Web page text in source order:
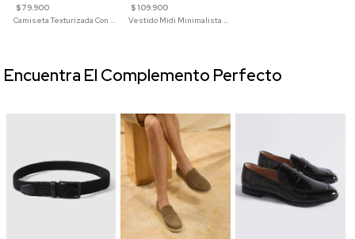
$ 79.900
Camiseta Texturizada Con Cuello En V Para Mujer
$ 109.900
Vestido Midi Minimalista De Silueta Amplia
Encuentra El Complemento Perfecto